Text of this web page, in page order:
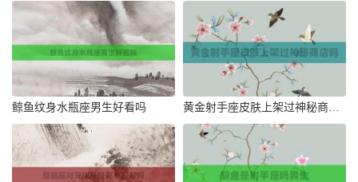
鲸鱼纹身水瓶座男生好看吗